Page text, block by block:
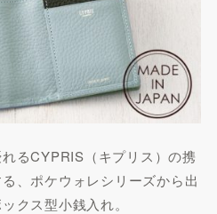
るCYPRIS（キプリス）の携
、ポケウォレシリーズから出
クス型小銭入れ。